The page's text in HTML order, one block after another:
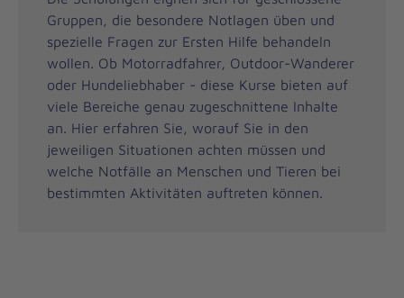
Gruppen, die besondere Notlagen üben und
spezielle Fragen zur Ersten Hilfe behandeln
wollen. Ob Motorradfahrer, Outdoor-Wanderer
oder Hundeliebhaber - diese Kurse bieten auf
viele Bereiche genau zugeschnittene Inhalte
an. Hier erfahren Sie, worauf Sie in den
jeweiligen Situationen achten müssen und
welche Notfälle an Menschen und Tieren bei
bestimmten Aktivitäten auftreten können.